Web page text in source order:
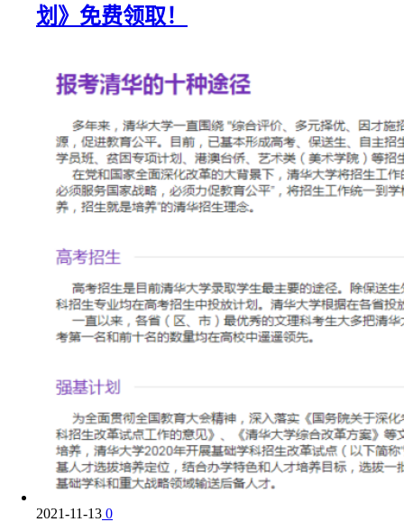
划》免费领取！
2021-11-13 0